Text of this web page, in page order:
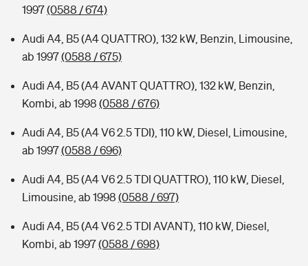
1997(0588 / 674)
Audi A4, B5 (A4 QUATTRO), 132 kW, Benzin, Limousine,
ab 1997(0588 / 675)
Audi A4, B5 (A4 AVANT QUATTRO), 132 kW, Benzin,
Kombi, ab 1998 (0588 / 676)
Audi A4, B5 (A4 V6 2.5 TDI), 110 kW, Diesel, Limousine,
ab 1997(0588 / 696)
Audi A4, B5 (A4 V6 2.5 TDI QUATTRO), 110 kW, Diesel,
Limousine, ab 1998 (0588 / 697)
Audi A4, B5 (A4 V6 2.5 TDI AVANT), 110 kW, Diesel,
Kombi, ab 1997(0588 / 698)